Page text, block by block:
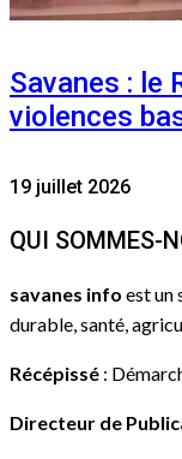
Savanes : le
violences
19 juillet 2026
QUI SOMMES-
savanes info est un
durable, santé,
Récépissé :
Directeur de